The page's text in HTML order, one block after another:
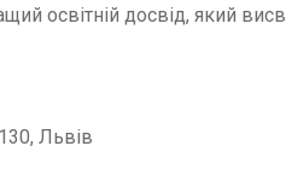
освітній досвід, який
Львів